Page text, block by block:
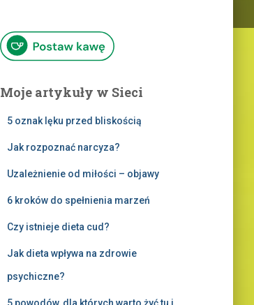
Moje artykuły w Sieci
5 oznak lęku przed bliskością
Jak rozpoznać narcyza?
Uzależnienie od miłości – objawy
6 kroków do spełnienia marzeń
Czy istnieje dieta cud?
Jak dieta wpływa na zdrowie
psychiczne?